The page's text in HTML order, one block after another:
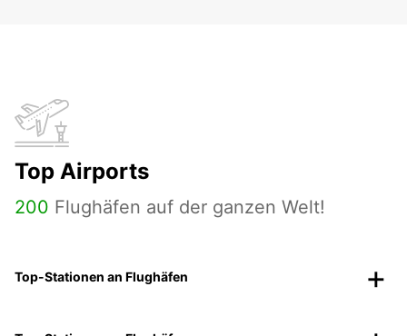
Top Airports
200 Flughäfen auf der ganzen Welt!
Top-Stationen an Flughäfen